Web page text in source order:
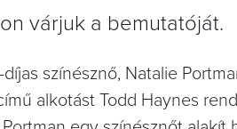
várjuk a bemutatóját.
színésznő, Natalie
alkotást Todd Haynes